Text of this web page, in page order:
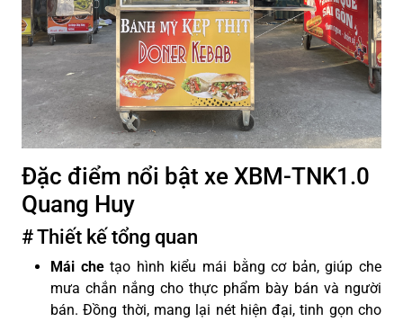
Đặc điểm nổi bật xe XBM-TNK1.0
Quang Huy
# Thiết kế tổng quan
Mái chetạo hình kiểu mái bằng cơ bản, giúp che
mưa chắn nắng cho thực phẩm bày bán và người
bán. Đồng thời, mang lại nét hiện đại, tinh gọn cho